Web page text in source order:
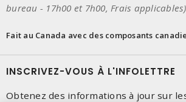
bureau - 17h00 et 7h00, Frais applicables)
Fait au Canada avec des composants
INSCRIVEZ-VOUS À L'INFOLETTRE
Obtenez des informations à jour sur